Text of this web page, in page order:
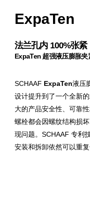
ExpaTen
法兰孔内 100%张
ExpaTen 超强液压膨胀
SCHAAF ExpaTen液压
设计提升到了一个全新的
大的产品安全性、可靠
螺栓都会因螺纹结构损
现问题。SCHAAF 专利
安装和拆卸依然可以重复